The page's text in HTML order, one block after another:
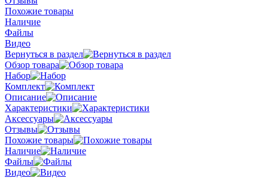
Похожие товары
Наличие
Файлы
Видео
Вернуться в раздел
Обзор товара
Набор
Комплект
Описание
Характеристики
Аксессуары
Отзывы
Похожие товары
Наличие
Файлы
Видео